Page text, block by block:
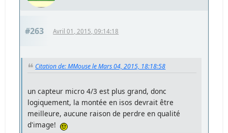
#263 Avril 01, 2015, 09:14:18
Citation de: MMouse le Mars 04, 2015, 18:18:58
un capteur micro 4/3 est plus grand, donc
logiquement, la montée en isos devrait être
meilleure, aucune raison de perdre en qualité
d'image!